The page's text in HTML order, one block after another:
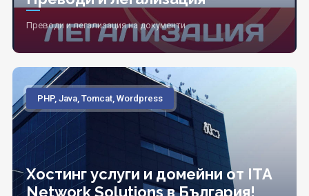
Преводи и легализация на документи
PHP, Java, Tomcat, Wordpress
Хостинг услуги и домейни от ITA
Network Solutions в България!